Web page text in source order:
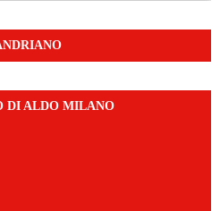
DI ALDO MILANO